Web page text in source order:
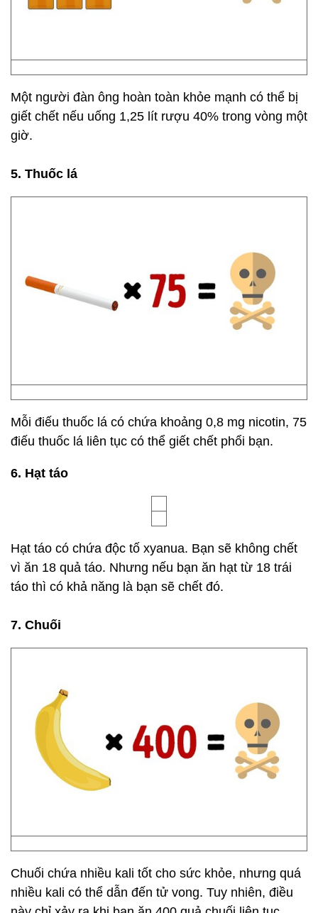
Một người đàn ông hoàn toàn khỏe mạnh có thể bị
giết chết nếu uống 1,25 lít rượu 40% trong vòng một
giờ.
5. Thuốc lá
Mỗi điếu thuốc lá có chứa khoảng 0,8 mg nicotin, 75
điếu thuốc lá liên tục có thể giết chết phổi bạn.
6. Hạt táo
Hạt táo có chứa độc tố xyanua. Bạn sẽ không chết
vì ăn 18 quả táo. Nhưng nếu bạn ăn hạt từ 18 trái
táo thì có khả năng là bạn sẽ chết đó.
7. Chuối
Chuối chứa nhiều kali tốt cho sức khỏe, nhưng quá
nhiều kali có thể dẫn đến tử vong. Tuy nhiên, điều